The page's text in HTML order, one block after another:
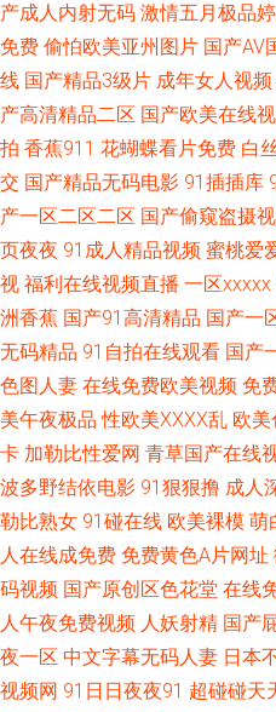
玖玖大香蕉老司机 91福利视频在线
频 91老司机福利导航 91一起c 大香
美女黑丝视频网站 四虎一二一 在线
变态另类av 岛国三级视频 久草天堂
人妻久久精品人妻 四虎官网男人AV
看 成人日韩精选 91黑人在线 91大
人人 另类无码变态 日韩三级视频 九
精品久久99多吊 91播放器 91青娱乐
在线看黄av免费在线 91偷拍超碰 阿
欧美视频 日韩精品不卡专区 香蕉福
产成人内射无码 激情五月极品
免费 偷怕欧美亚州图片 国产AV
线 国产精品3级片 成年女人视频
产高清精品二区 国产欧美在线
拍 香蕉911 花蝴蝶看片免费 白
交 国产精品无码电影 91插插库
产一区二区二区 国产偷窥盗摄
页夜夜 91成人精品视频 蜜桃爱
视 福利在线视频直播 一区xxxxx
洲香蕉 国产91高清精品 国产一
无码精品 91自拍在线观看 国产
色图人妻 在线免费欧美视频 免
美午夜极品 性欧美ⅩⅩⅩⅩ乱 欧
卡 加勒比性爱网 青草国产在线
波多野结依电影 91狠狠撸 成人
勒比熟女 91碰在线 欧美裸模 萌
人在线成免费 免费黄色A片网址
码视频 国产原创区色花堂 在线
人午夜免费视频 人妖射精 国产
夜一区 中文字幕无码人妻 日本
视频网 91日日夜夜91 超碰碰天